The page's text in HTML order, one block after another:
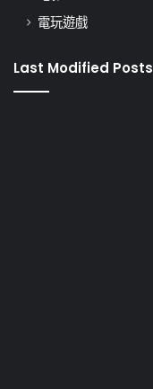
電玩遊戲
Last Modified Posts